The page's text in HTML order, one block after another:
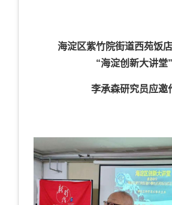
海淀区紫竹院街道西苑饭
“海淀创新大讲堂”
李承森研究员应邀